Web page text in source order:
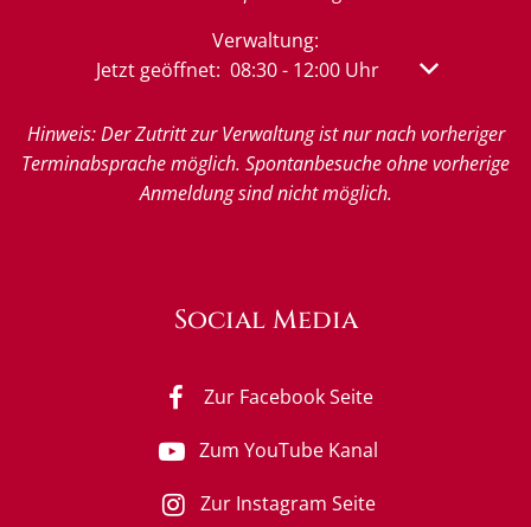
Verwaltung:
Klicken, um weitere Öffnungs- oder
Jetzt geöffnet: 08:30- 12:00Uhr Von 08:30
Hinweis: Der Zutritt zur Verwaltung ist nur nach vorheriger
Terminabsprache möglich. Spontanbesuche ohne vorherige
Anmeldung sind nicht möglich.
Social Media
Zur Facebook Seite
Zum YouTube Kanal
Zur Instagram Seite